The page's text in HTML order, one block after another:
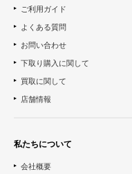
ご利用ガイド
よくある質問
お問い合わせ
下取り購入に関して
買取に関して
店舗情報
私たちについて
会社概要